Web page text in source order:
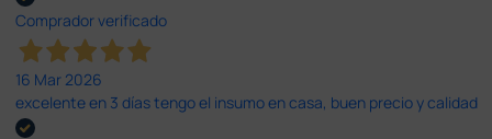
Comprador verificado
16 Mar 2026
excelente en 3 días tengo el insumo en casa, buen precio y calidad